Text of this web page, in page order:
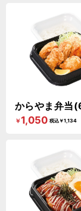
からやま弁当
￥1,050 税込￥1,134